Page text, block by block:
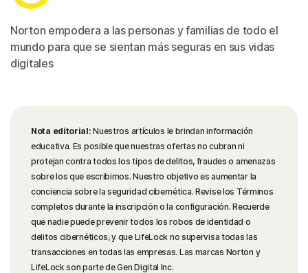
Norton empodera a las personas y familias de todo el
mundo para que se sientan más seguras en sus vidas
digitales
Nota editorial:Nuestros artículos le brindan información
educativa. Es posible que nuestras ofertas no cubran ni
protejan contra todos los tipos de delitos, fraudes o amenazas
sobre los que escribimos. Nuestro objetivo es aumentar la
conciencia sobre la seguridad cibernética. Revise los Términos
completos durante la inscripción o la configuración. Recuerde
que nadie puede prevenir todos los robos de identidad o
delitos cibernéticos, y que LifeLock no supervisa todas las
transacciones en todas las empresas. Las marcas Norton y
LifeLock son parte de Gen Digital Inc.